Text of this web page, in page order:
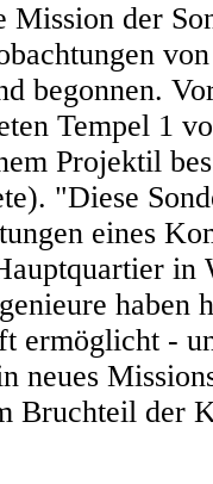
Mission der
begonnen.
Tempel 1
Projektil
"Diese
eines
in
haben
ermöglicht -
neues
Bruchteil der